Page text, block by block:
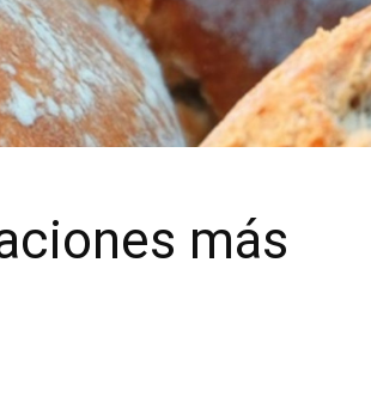
más